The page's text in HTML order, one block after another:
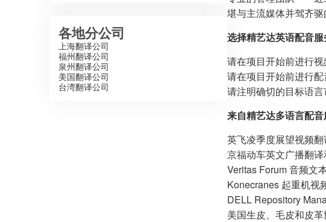
各地分公司
上海翻译公司
福州翻译公司
泉州翻译公司
美国翻译公司
台湾翻译公司
堪与主流媒体并驾齐
选择精艺达英语配音服
请在项目开始前进行
请在项目开始前进行
请注明确切的目标语
来自精艺达多语言配音
英飞凌季度展望视频
京福动车英文广播翻
Veritas Forum 音频文
Konecranes 起重机视
DELL Repository
美国生皮、毛皮和皮